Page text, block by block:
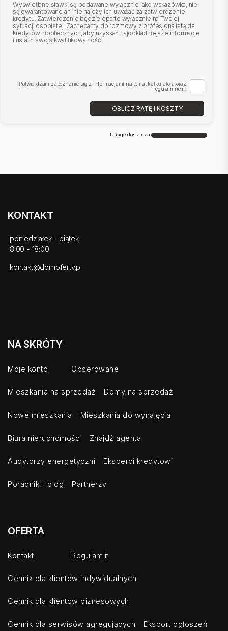
Wyświetlane stawki są podawane wyłącznie jako wskazówka, nie
są gwarantowane ani nie należy ich uważać za zatwierdzenie
kredytu. Zatwierdzenie będzie oparte wyłącznie na Twojej
sytuacji osobistej. Zachęcamy do rozmowy z profesjonalistą ds.
kredytów hipotecznych, aby uzyskać najdokładniejsze informacje
i ustalić swoją kwalifikowalność.
Potwierdzam zapoznanie się z informacjami na temat kalkulatora oraz
regulaminem.
OBLICZ RATĘ I KOSZTY
Usługę dostarcza
KONTAKT
poniedziałek - piątek
8:00 - 18:00
kontakt@domoferty.pl
NA SKRÓTY
Moje konto Obserowane
Mieszkania na sprzedaż Domy na sprzedaż
Nowe mieszkania Mieszkania do wynajęcia
Biura nieruchomości Znajdź agenta
Audytorzy energetyczni Eksperci kredytowi
Poradniki i blog Partnerzy
OFERTA
Kontakt Regulamin
Cennik dla klientów indywidualnych
Cennik dla klientów biznesowych
Cennik dla serwisów agregujących Eksport ogłoszeń